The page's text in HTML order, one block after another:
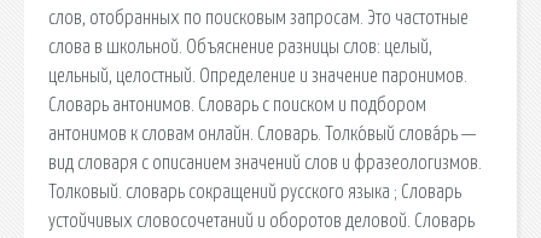
слов, отобранных по поисковым запросам. Это частотные
слова в школьной. Объяснение разницы слов: целый,
цельный, целостный. Определение и значение паронимов.
Словарь антонимов. Словарь с поиском и подбором
антонимов к словам онлайн. Словарь. Толко́вый слова́рь —
вид словаря с описанием значений слов и фразеологизмов.
Толковый. cловарь сокращений русского языка ; Словарь
устойчивых словосочетаний и оборотов деловой. Словарь